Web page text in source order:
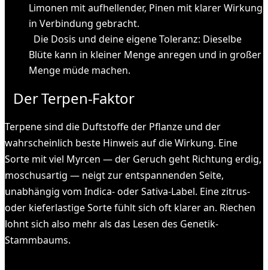
Limonen mit aufhellender, Pinen mit klarer Wirkung
in Verbindung gebracht.
Die Dosis und deine eigene Toleranz: Dieselbe
Blüte kann in kleiner Menge anregen und in großer
Menge müde machen.
Der Terpen-Faktor
Terpene sind die Duftstoffe der Pflanze und der
wahrscheinlich beste Hinweis auf die Wirkung. Eine
Sorte mit viel Myrcen — der Geruch geht Richtung erdig,
moschusartig — neigt zur entspannenden Seite,
unabhängig vom Indica- oder Sativa-Label. Eine zitrus-
oder kieferlastige Sorte fühlt sich oft klarer an. Riechen
lohnt sich also mehr als das Lesen des Genetik-
Stammbaums.